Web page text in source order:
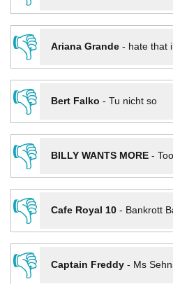
👎
Ariana Grande- hate that
👎
Bert Falko - Tu nicht so
👎
BILLY WANTS MORE-
👎
Cafe Royal 10- Bankrott
👎
Captain Freddy- Ms